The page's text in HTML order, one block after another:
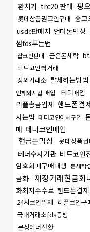
환치기 trc20 판매 핑
롯데상품권코인구매 중고
usdc판매처 언더돈믹싱
썸fds푸는법
잡코인판매 금은돈세탁
비트코인퀵거래
장외거래소 탈세하는방법
인해외지갑 매입
테더매입
리플송금업체 핸드폰결
사는법 테더코인이체구입
매 테더코인매입
현금돈믹싱
롯데상품
테더수사기관 비트코인
암호화폐구매대행 돈세탁
금화 재정거래현금화
화최저수수료 핸드폰결
24시코인업체 리플코인구
국내거래소fds증빙
문상테더전환